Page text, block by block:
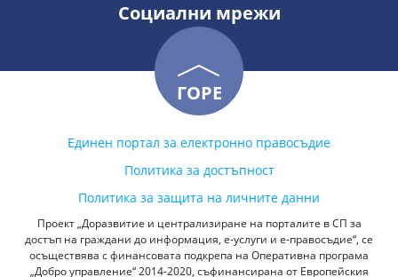
Социални мрежи
ГОРЕ
Единен портал за електронно правосъдие
Политика за достъпност
Политика за защита на личните данни
Проект „Доразвитие и централизиране на порталите в СП за
достъп на граждани до информация, е-услуги и е-правосъдие“, се
осъществява с финансовата подкрепа на Оперативна програма
„Добро управление“ 2014-2020, съфинансирана от Европейския